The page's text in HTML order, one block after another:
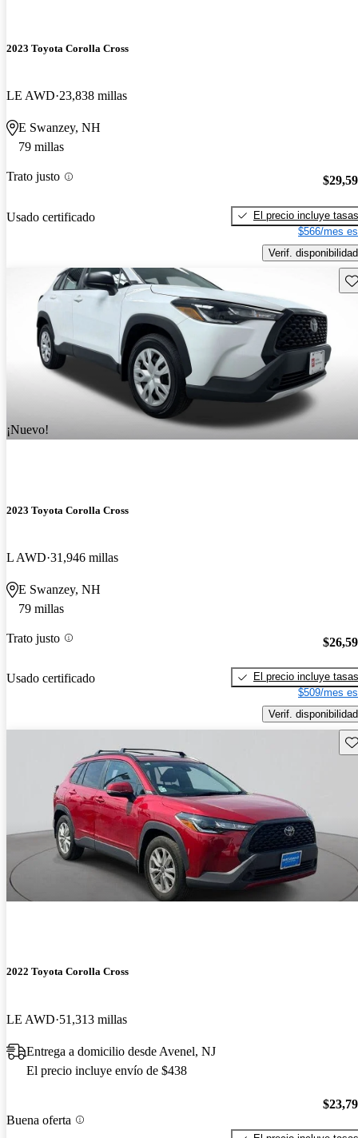
2023 Toyota Corolla Cross
LE AWD 23,838 millas
E Swanzey, NH
79 millas
Trato justo
Usado certificado
El precio incluye tasas
$566/mes
Verif. disponibilidad
¡Nuevo!
2023 Toyota Corolla Cross
L AWD 31,946 millas
E Swanzey, NH
79 millas
Trato justo
Usado certificado
El precio incluye tasas
$509/mes
Verif. disponibilidad
2022 Toyota Corolla Cross
LE AWD 51,313 millas
Entrega a domicilio desde Avenel, NJ
El precio incluye envío de $438
Buena oferta